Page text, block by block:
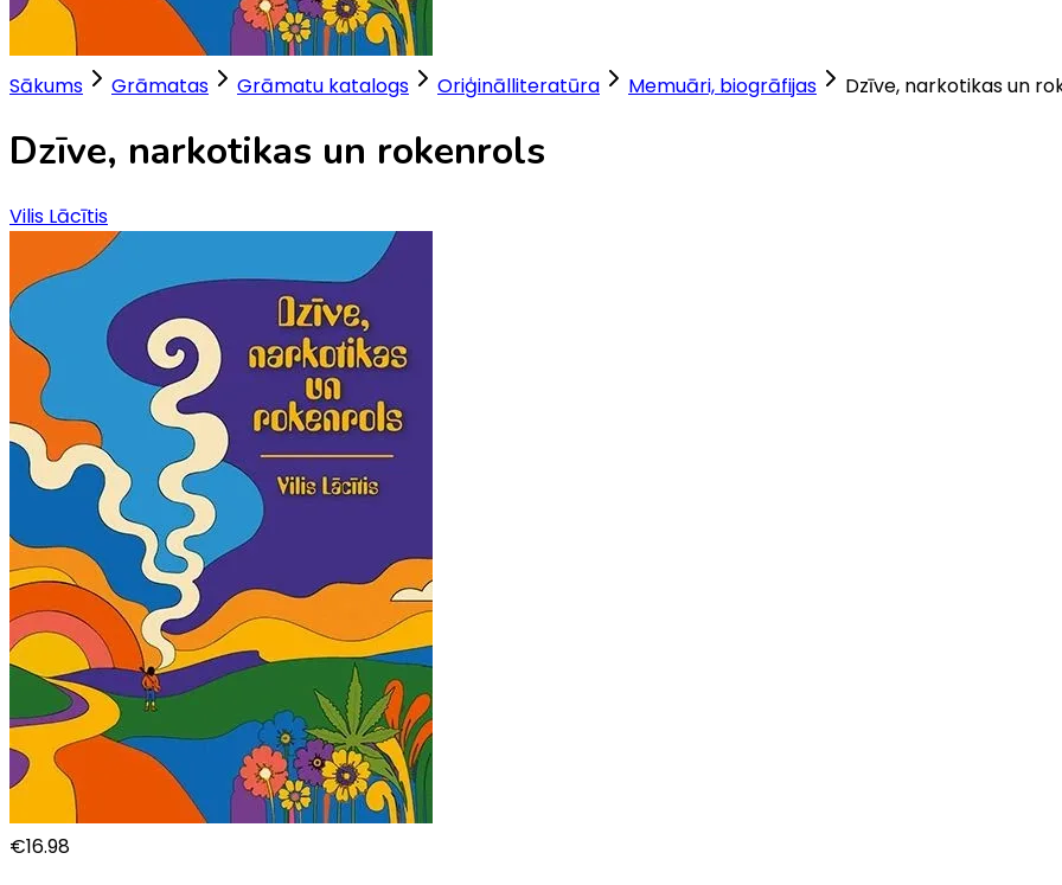
Sākums Grāmatas Grāmatu katalogs Oriģinālliteratūra Memuāri, biogrāfijas Dzīve, narkotikas un
Dzīve, narkotikas un rokenrols
Vilis Lācītis
€16.98